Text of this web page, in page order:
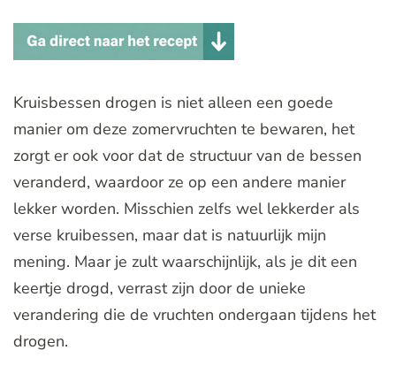
Kruisbessen drogen is niet alleen een goede
manier om deze zomervruchten te bewaren, het
zorgt er ook voor dat de structuur van de bessen
veranderd, waardoor ze op een andere manier
lekker worden. Misschien zelfs wel lekkerder als
verse kruibessen, maar dat is natuurlijk mijn
mening. Maar je zult waarschijnlijk, als je dit een
keertje drogd, verrast zijn door de unieke
verandering die de vruchten ondergaan tijdens het
drogen.